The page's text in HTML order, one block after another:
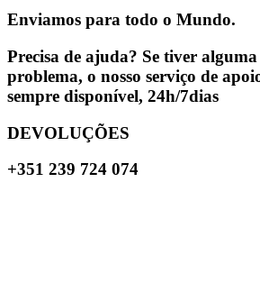
Enviamos para todo o Mundo.
Precisa de ajuda? Se tiver
problema, o nosso serviço de
sempre disponível, 24h/7dias
DEVOLUÇÕES
+351 239 724 074